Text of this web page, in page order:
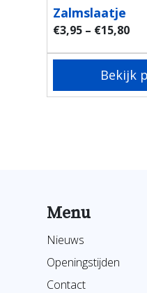
Zalmslaatje
€3,95 – €15,80
Bekijk
Menu
Nieuws
Openingstijden
Contact